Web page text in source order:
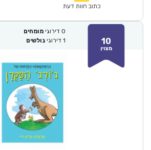
₪64.00.
כתוב חוות דעת
10
מצוין
0 דירוגי מומחים
1 דירוגי גולשים